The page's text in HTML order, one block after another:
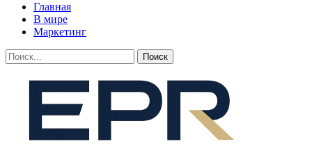
Главная
В мире
Маркетинг